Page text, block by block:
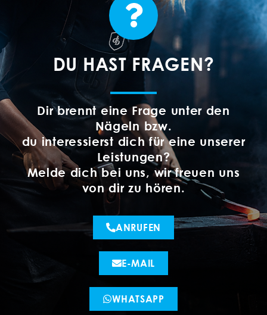
DU HAST FRAGEN?
Dir brennt eine Frage unter den
Nägeln bzw.
du interessierst dich für eine unserer
Leistungen?
Melde dich bei uns, wir freuen uns
von dir zu hören.
ANRUFEN
E-MAIL
WHATSAPP